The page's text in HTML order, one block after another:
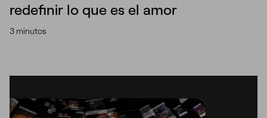
redefinir lo que es el amor
3 minutos